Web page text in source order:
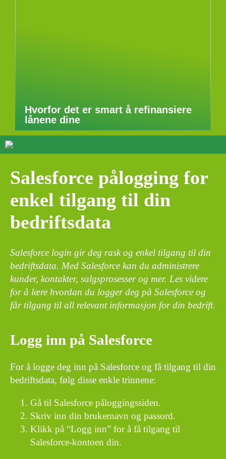
Hvorfor det er smart å refinansiere
lånene dine
Salesforce pålogging for
enkel tilgang til din
bedriftsdata
Salesforce login gir deg rask og enkel tilgang til din
bedriftsdata. Med Salesforce kan du administrere
kunder, kontakter, salgsprosesser og mer. Les videre
for å lære hvordan du logger deg på Salesforce og
får tilgang til all relevant informasjon for din bedrift.
Logg inn på Salesforce
For å logge deg inn på Salesforce og få tilgang til din
bedriftsdata, følg disse enkle trinnene:
Gå til Salesforce påloggingssiden.
Skriv inn din brukernavn og passord.
Klikk på “Logg inn” for å få tilgang til
Salesforce-kontoen din.